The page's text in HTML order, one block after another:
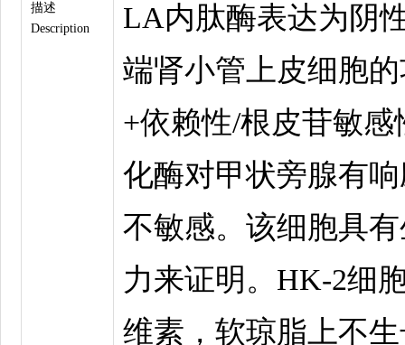
描述
Description
LA内肽酶表达为阴
端肾小管上皮细胞
+依赖性/根皮苷敏
化酶对甲状旁腺有
不敏感。该细胞具
力来证明。HK-2细
维素，软琼脂上不